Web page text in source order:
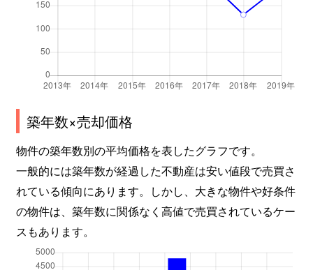
築年数×売却価格
物件の築年数別の平均価格を表したグラフです。
一般的には築年数が経過した不動産は安い値段で売買さ
れている傾向にあります。しかし、大きな物件や好条件
の物件は、築年数に関係なく高値で売買されているケー
スもあります。